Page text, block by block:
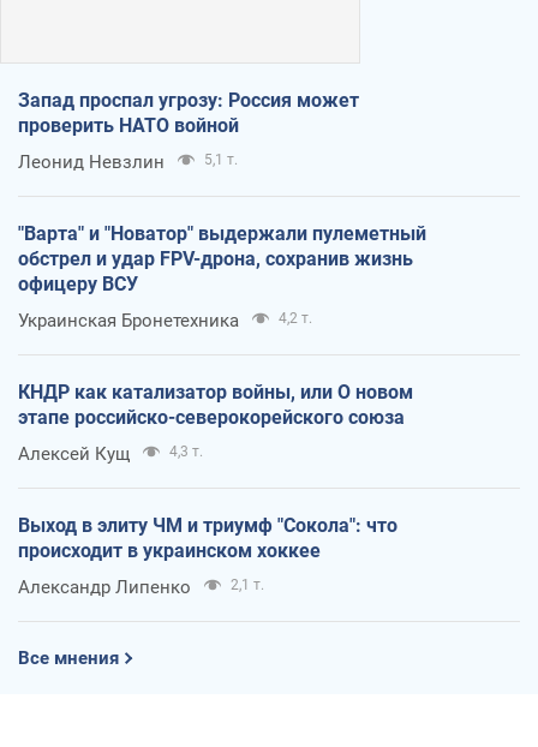
Запад проспал угрозу: Россия может
проверить НАТО войной
Леонид Невзлин 5,1 т.
"Варта" и "Новатор" выдержали пулеметный
обстрел и удар FPV-дрона, сохранив жизнь
офицеру ВСУ
Украинская Бронетехника 4,2 т.
КНДР как катализатор войны, или О новом
этапе российско-северокорейского союза
Алексей Кущ 4,3 т.
Выход в элиту ЧМ и триумф "Сокола": что
происходит в украинском хоккее
Александр Липенко 2,1 т.
Все мнения